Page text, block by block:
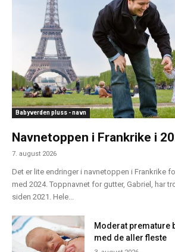
Babyverden pluss - navn
Navnetoppen i Frankrike i
7. august 2026
Det er lite endringer i navnetoppen i Frankrike
med 2024. Toppnavnet for gutter, Gabriel, har
siden 2021. Hele...
Moderat premature
med de aller fleste